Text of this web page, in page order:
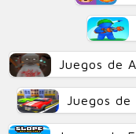
Juegos de
Juegos de